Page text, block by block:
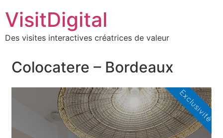
VisitDigital
Des visites interactives créatrices de valeur
Colocatere – Bordeaux